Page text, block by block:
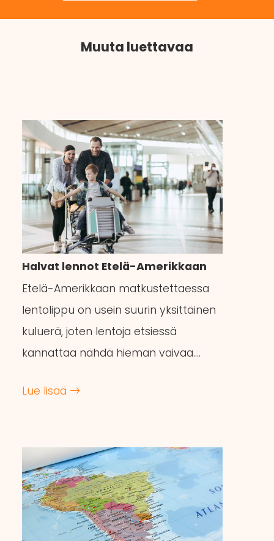
Muuta luettavaa
Halvat lennot Etelä-Amerikkaan
Etelä-Amerikkaan matkustettaessa
lentolippu on usein suurin yksittäinen
kuluerä, joten lentoja etsiessä
kannattaa nähdä hieman vaivaa….
Lue lisää